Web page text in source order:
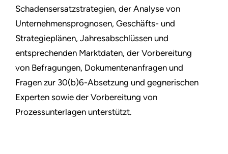
Schadensersatzstrategien, der Analyse von
Unternehmensprognosen, Geschäfts- und
Strategieplänen, Jahresabschlüssen und
entsprechenden Marktdaten, der Vorbereitung
von Befragungen, Dokumentenanfragen und
Fragen zur 30(b)6-Absetzung und gegnerischen
Experten sowie der Vorbereitung von
Prozessunterlagen unterstützt.